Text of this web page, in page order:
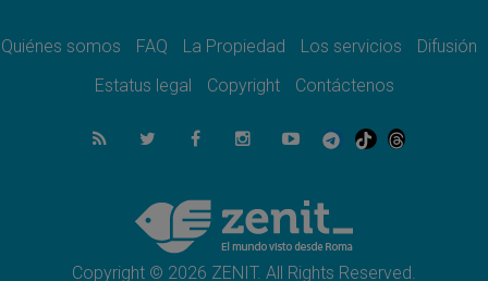
noticia para todo el Uruguay
León XIV: La revolución del Evangelio
06.08.2026
La Iglesia en Ceuta: caridad y esperanza
La visita del Papa a Perú será un tiempo de
gracia reconciliación y esperanza
Quiénes somos FAQ La Propiedad Los servicios
Difusión
Estatus legal
Copyright Contáctenos
Copyright © 2026 ZENIT. All Rights Reserved.